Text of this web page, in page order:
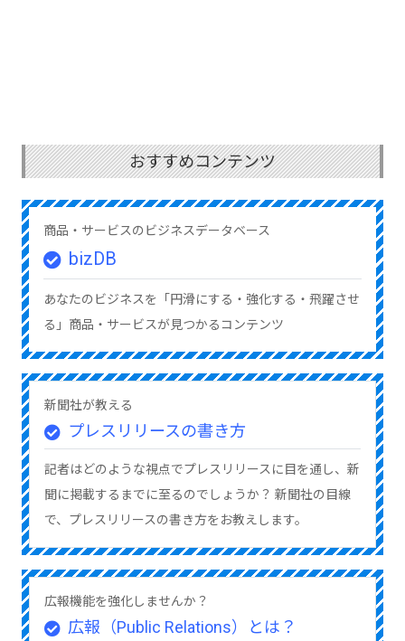
おすすめコンテンツ
商品・サービスのビジネスデータベース
bizDB
あなたのビジネスを「円滑にする・強化する・飛躍させ
る」商品・サービスが見つかるコンテンツ
新聞社が教える
プレスリリースの書き方
記者はどのような視点でプレスリリースに目を通し、新
聞に掲載するまでに至るのでしょうか？ 新聞社の目線
で、プレスリリースの書き方をお教えします。
広報機能を強化しませんか？
広報（Public Relations）とは？